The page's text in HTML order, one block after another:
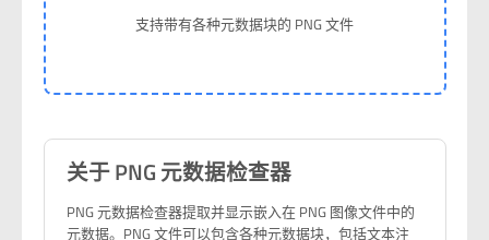
支持带有各种元数据块的 PNG 文件
关于 PNG 元数据检查器
PNG 元数据检查器提取并显示嵌入在 PNG 图像文件中的
元数据。PNG 文件可以包含各种元数据块，包括文本注